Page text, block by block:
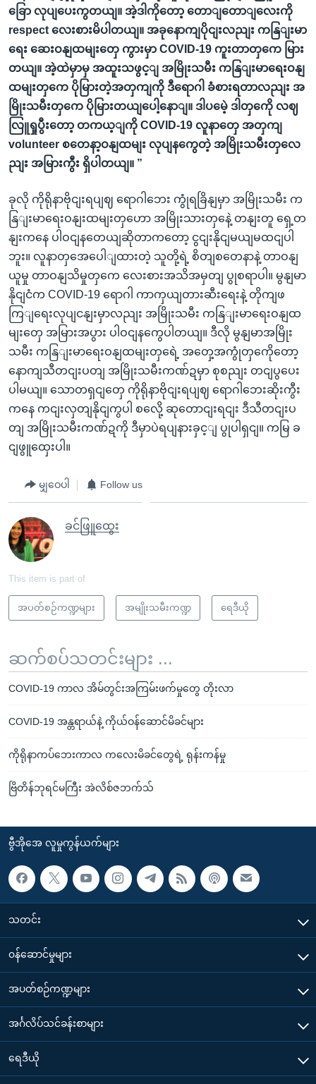
ခြော လုပျပေးကွတယျ။ အဲ့ဒါကိုတော့ တောျတောျလေးကို
respect လေးစားမိပါတယျ။ အခုနောကျပိုငျးလညျး ကနြျးမာ
ရေး ဆေးဝနျထမျးတှေ ကွားမှာ COVID-19 ကူးတာတှကေ မြား
တယျ။ အဲ့ထဲမှာမှ အထူးသဖွင့ျ အမြိုးသမီး ကနြျးမာရေးဝနျ
ထမျးတှကေ ပိုမြားတဲ့အတှကျကို ဒီရောဂါ ခံစားရတာလညျး အ
မြိုးသမီးတှကေ ပိုမြားတယျပေါ့နောျ။ ဒါပမေဲ့ ဒါတှကေို လဈ
လြူရှုပွီးတော့ တကယ့ျကို COVID-19 လူနာတှေ အတှကျ
volunteer စတေနာ့ဝနျထမျး လုပျနကွေတဲ့ အမြိုးသမီးတှလေ
ညျး အမြားကွီး ရှိပါတယျ။ ”
ခုလို ကိုရိုနာဗိုငျးရပျဈ ရောဂါဘေး ကွုံရခြိနျမှာ အမြိုးသမီး က
နြျးမာရေးဝနျးထမျးတှဟော အမြိုးသားတှနေဲ့ တနျးတူ ရှေ့တ
နျးကနေ ပါဝငျနတေယျဆိုတာကတော့ ငွငျးနိုငျမယျမထငျပါ
ဘူး။ လူနာတှအေပေါျထားတဲ့ သူတို့ရဲ့ စိတျစတေနာနဲ့ တာဝနျ
ယူမှု တာဝနျသိမှုတှကေ လေးစားအသိအမှတျ ပွုစရာပါ။ မွနျမာ
နိုငျငံက COVID-19 ရောဂါ ကာကှယျတားဆီးရေးနဲ့ တိုကျဖ
ကြျရေးလုပျငနျးမှာလညျး အမြိုးသမီး ကနြျးမာရေးဝနျထ
မျးတှေ အမြားအပွား ပါဝငျနကွေပါတယျ။ ဒီလို မွနျမာအမြိုး
သမီး ကနြျးမာရေးဝနျထမျးတှရေဲ့ အတှေ့အကွုံတှကေိုတော့
နောကျသီတငျးပတျ အမြိုးသမီးကဏ်ဍမှာ စုစညျး တငျပွပေး
ပါမယျ။ သောတရှငျတှေ ကိုရိုနာဗိုငျးရပျဈ ရောဂါဘေးဆိုးကွီး
ကနေ ကငျးလှတျနိုငျကွပါ စလေို့ ဆုတောငျးရငျး ဒီသီတငျးပ
တျ အမြိုးသမီးကဏ်ဍကို ဒီမှာပဲရပျနားခှင့ျ ပွုပါရှငျ။ ကမြ ခ
ငျဖွူထှေးပါ။
မျှဝေပါ Follow us
ခင်ဖြူထွေး
This item is part of
အပတ်စဉ်ကဏ္ဍများ အမျိုးသမီးကဏ္ဍ ရေဒီယို
ဆက်စပ်သတင်းများ ...
COVID-19 ကာလ အိမ်တွင်းအကြမ်းဖက်မှုတွေ တိုးလာ
COVID-19 အန္တရာယ်နဲ့ ကိုယ်ဝန်ဆောင်မိခင်များ
ကိုရိုနာကပ်ဘေးကာလ ကလေးမိခင်တွေရဲ့ ရုန်းကန်မှု
ဗြိတိန်ဘုရင်မကြီး အဲလိစ်ဇဘက်သ်
ဗွီအိုအေ လူမှုကွန်ယက်များ
သတင်း
၀န်ဆောင်မှုများ
အပတ်စဉ်ကဏ္ဍများ
အင်္ဂလိပ်သင်ခန်းစာများ
ရေဒီယို